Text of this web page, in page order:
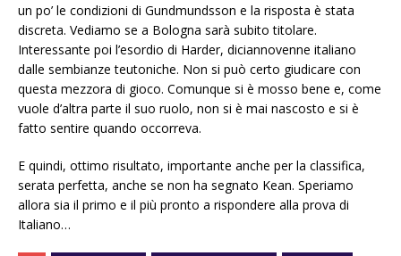
un po’ le condizioni di Gundmundsson e la risposta è stata
discreta. Vediamo se a Bologna sarà subito titolare.
Interessante poi l’esordio di Harder, diciannovenne italiano
dalle sembianze teutoniche. Non si può certo giudicare con
questa mezzora di gioco. Comunque si è mosso bene e, come
vuole d’altra parte il suo ruolo, non si è mai nascosto e si è
fatto sentire quando occorreva.
E quindi, ottimo risultato, importante anche per la classifica,
serata perfetta, anche se non ha segnato Kean. Speriamo
allora sia il primo e il più pronto a rispondere alla prova di
Italiano…